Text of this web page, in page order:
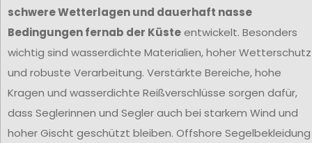
schwere Wetterlagen und dauerhaft nasse
Bedingungen fernab der Küsteentwickelt. Besonders
wichtig sind wasserdichte Materialien, hoher Wetterschutz
und robuste Verarbeitung. Verstärkte Bereiche, hohe
Kragen und wasserdichte Reißverschlüsse sorgen dafür,
dass Seglerinnen und Segler auch bei starkem Wind und
hoher Gischt geschützt bleiben. Offshore Segelbekleidung